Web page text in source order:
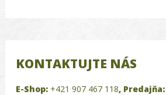
KONTAKTUJTE NÁS
E-Shop: +421 907 467 118, Predajňa: